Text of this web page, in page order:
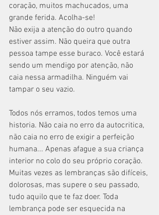
coração, muitos machucados, uma
grande ferida. Acolha-se!
Não exija a atenção do outro quando
estiver assim. Não queira que outra
pessoa tampe esse buraco. Você estará
sendo um mendigo por atenção, não
caia nessa armadilha. Ninguém vai
tampar o seu vazio.
Todos nós erramos, todos temos uma
historia. Não caia no erro da autocritica,
não caia no erro de exigir a perfeição
humana... Apenas afague a sua criança
interior no colo do seu próprio coração.
Muitas vezes as lembranças são difíceis,
dolorosas, mas supere o seu passado,
tudo aquilo que te faz doer. Toda
lembrança pode ser esquecida na